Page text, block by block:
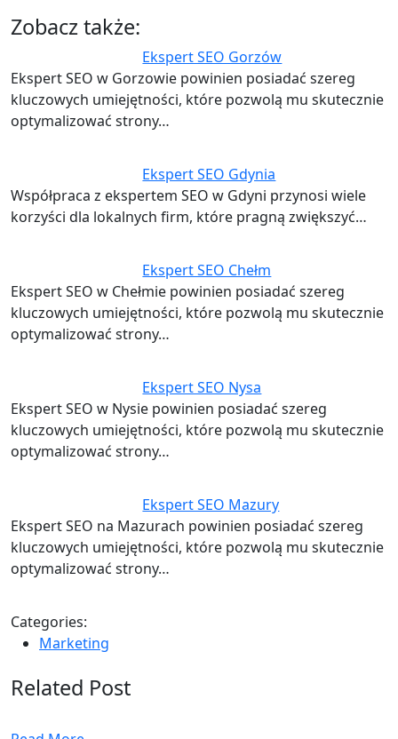
Zobacz także:
Ekspert SEO Gorzów
Ekspert SEO w Gorzowie powinien posiadać szereg
kluczowych umiejętności, które pozwolą mu skutecznie
optymalizować strony…
Ekspert SEO Gdynia
Współpraca z ekspertem SEO w Gdyni przynosi wiele
korzyści dla lokalnych firm, które pragną zwiększyć…
Ekspert SEO Chełm
Ekspert SEO w Chełmie powinien posiadać szereg
kluczowych umiejętności, które pozwolą mu skutecznie
optymalizować strony…
Ekspert SEO Nysa
Ekspert SEO w Nysie powinien posiadać szereg
kluczowych umiejętności, które pozwolą mu skutecznie
optymalizować strony…
Ekspert SEO Mazury
Ekspert SEO na Mazurach powinien posiadać szereg
kluczowych umiejętności, które pozwolą mu skutecznie
optymalizować strony…
Categories:
Marketing
Related Post